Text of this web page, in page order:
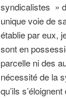
syndicalistes »
unique voie de
établie par eux,
sont en
parcelle ni des
nécessité de la
qu’ils